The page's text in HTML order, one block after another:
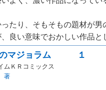
たり、そもそもの題材が男
良い意味でおかしい作品
のマジョラム １
ムＫＲコミックス
著